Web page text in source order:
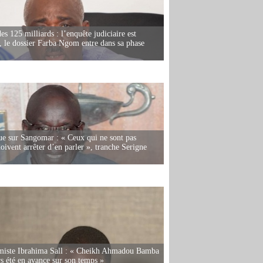
125 milliards : l’enquête judiciaire est
le dossier Farba Ngom entre dans sa phase
sur Sangomar : « Ceux qui ne sont pas
arrêter d’en parler », tranche Serigne
Ibrahima Sall : « Cheikh Ahmadou Bamba
été en avance sur son temps »